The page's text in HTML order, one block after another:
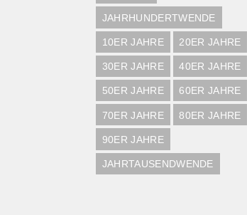
JAHRHUNDERTWENDE
10ER JAHRE 20ER JAHRE
30ER JAHRE 40ER JAHRE
50ER JAHRE 60ER JAHRE
70ER JAHRE 80ER JAHRE
90ER JAHRE
JAHRTAUSENDWENDE